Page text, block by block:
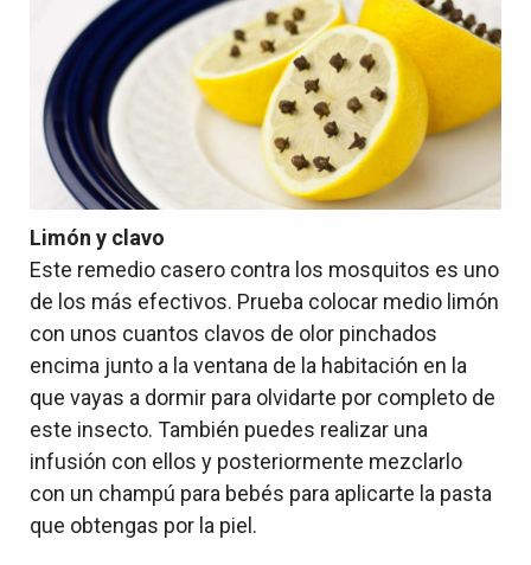
Limón y clavo
Este remedio casero contra los mosquitos es uno
de los más efectivos. Prueba colocar medio limón
con unos cuantos clavos de olor pinchados
encima junto a la ventana de la habitación en la
que vayas a dormir para olvidarte por completo de
este insecto. También puedes realizar una
infusión con ellos y posteriormente mezclarlo
con un champú para bebés para aplicarte la pasta
que obtengas por la piel.